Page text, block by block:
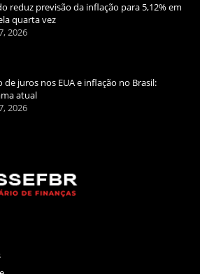
reduz previsão da inflação para 5,12% em
quarta vez
2026
de juros nos EUA e inflação no Brasil:
atual
2026